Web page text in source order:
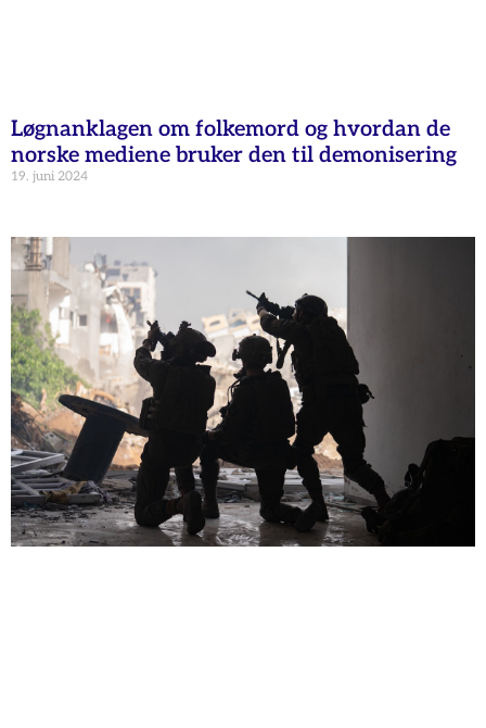
Løgnanklagen om folkemord og hvordan de
norske mediene bruker den til demonisering
19. juni 2024